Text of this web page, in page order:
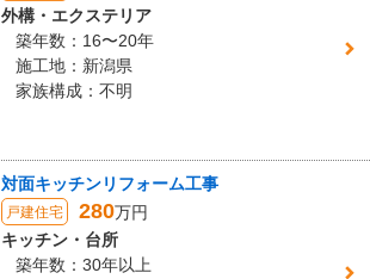
外構・エクステリア
築年数：16〜20年
施工地：新潟県
家族構成：不明
対面キッチンリフォーム工事
戸建住宅 280万円
キッチン・台所
築年数：30年以上